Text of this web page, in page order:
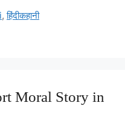
,हिंदीकहानी
Moral Story in